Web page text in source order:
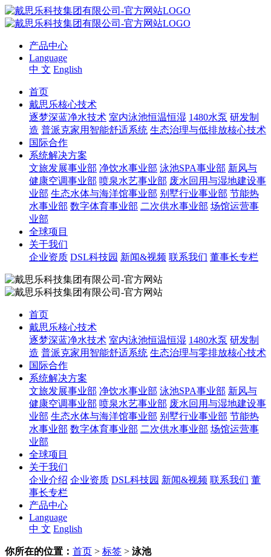
产品中心
Language
中 文 English
首页
戴思乐核心技术
逐梦深蓝净水技术 室内泳池恒温恒湿 1480水泵 研发制
造 普派克家用智能舒适系统 生态治理与低排放核心技术
国际合作
系统解决方案
文旅发展事业部 净饮水事业部 泳池SPA事业部 新风与
健康空调事业部 喷泉水艺事业部 废水回用与湿地建设事
业部 生态水体与海洋馆事业部 别墅行业事业部 节能热
水事业部 数字体育事业部 二次供水事业部 场馆运营事
业部
全球项目
关于我们
企业资质 DSL科技园 新闻&视频 联系我们 董事长专栏
首页
戴思乐核心技术
逐梦深蓝净水技术 室内泳池恒温恒湿 1480水泵 研发制
造 普派克家用智能舒适系统 生态治理与零排放核心技术
国际合作
系统解决方案
文旅发展事业部 净饮水事业部 泳池SPA事业部 新风与
健康空调事业部 喷泉水艺事业部 废水回用与湿地建设事
业部 生态水体与海洋馆事业部 别墅行业事业部 节能热
水事业部 数字体育事业部 二次供水事业部 场馆运营事
业部
全球项目
关于我们
企业介绍 企业资质 DSL科技园 新闻&视频 联系我们 董
事长专栏
产品中心
Language
中 文 English
你所在的位置： 首页 > 标签 > 泳池